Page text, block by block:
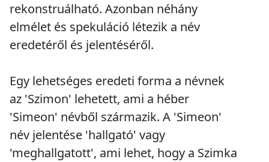
rekonstruálható. Azonban néhány
elmélet és spekuláció létezik a név
eredetéről és jelentéséről.
Egy lehetséges eredeti forma a névnek
az 'Szimon' lehetett, ami a héber
'Simeon' névből származik. A 'Simeon'
név jelentése 'hallgató' vagy
'meghallgatott', ami lehet, hogy a Szimka